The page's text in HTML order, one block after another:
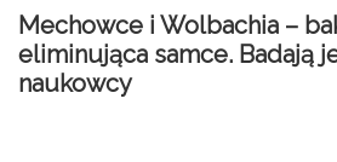
Mechowce i Wolbachia –
eliminująca samce. Badają
naukowcy